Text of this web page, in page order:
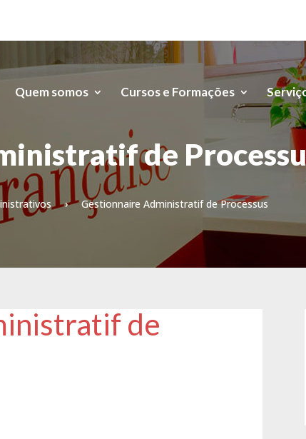
Quem somos Cursos e Formações
de
› Gestionnaire Administratif de Processus
de